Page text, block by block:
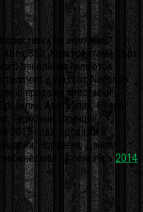
приставка от компании
360. Конкурентами Xbox
поколения являются
и Wii U от Nintendo.
продажи приставки
Австралии, Новой
Германии, Франции,
2013 года, продажи в
Норвегии, Дании,
на сентябрь2014